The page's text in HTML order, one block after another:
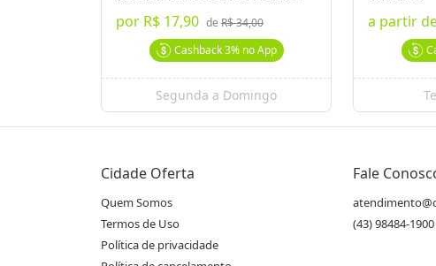
Shop.
por R$ 17,90 de R$ 34,00
Cashback3%no App
Segunda a Domingo
a partir
Cidade Oferta
Quem Somos
Termos de Uso
Política de privacidade
Fale
(43) 98484-